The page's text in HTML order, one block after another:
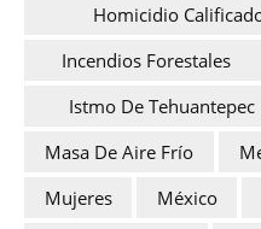
Homicidio
Incendios Forestales
Istmo De Tehuantepec
Masa De Aire Frío
Mujeres
México